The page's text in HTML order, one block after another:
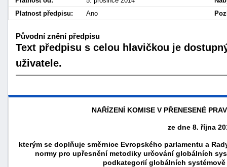
Platnost předpisu:
Ano
Původní znění předpisu
Text předpisu s celou hlavičkou je
uživatele.
NAŘÍZENÍ KOMISE V PŘENESENÉ
ze dne 8. října
kterým se doplňuje směrnice Evropského parlamentu a
normy pro upřesnění metodiky určování globálních
podkategorií globálních